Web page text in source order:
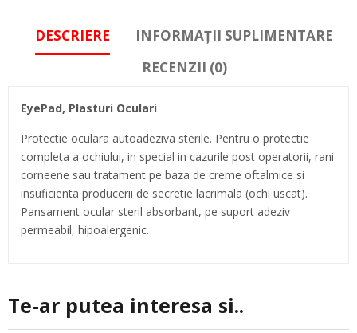
DESCRIERE
INFORMAȚII SUPLIMENTARE
RECENZII (0)
EyePad, Plasturi Oculari
Protectie oculara autoadeziva sterile. Pentru o protectie
completa a ochiului, in special in cazurile post operatorii, rani
corneene sau tratament pe baza de creme oftalmice si
insuficienta producerii de secretie lacrimala (ochi uscat).
Pansament ocular steril absorbant, pe suport adeziv
permeabil, hipoalergenic.
Te-ar putea interesa si..